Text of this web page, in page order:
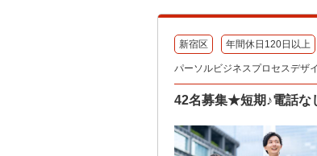
新宿区 年間休日120日以上
パーソルビジネスプロセスデザ
42名募集★短期♪電話な